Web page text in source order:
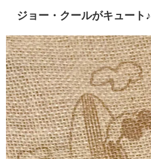
ジョー・クールがキュート♪